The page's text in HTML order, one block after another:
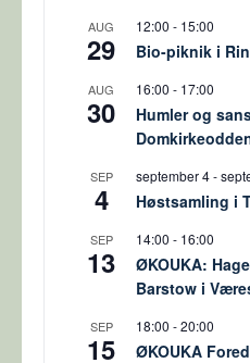
AUG
29
12:00 - 15:00
Bio-piknik i
AUG
30
16:00 - 17:00
Humler og
SEP
4
september 4-
Høstsamling i
SEP
13
14:00 - 16:00
ØKOUKA:
Barstow i
SEP
15
18:00 -20:00
ØKOUKA